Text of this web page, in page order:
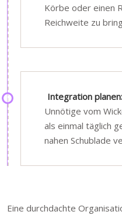
Körbe oder einen
Reichweite zu
Integration planen:
Unnötige vom
als einmal täglich
nahen Schublade
Eine durchdachte